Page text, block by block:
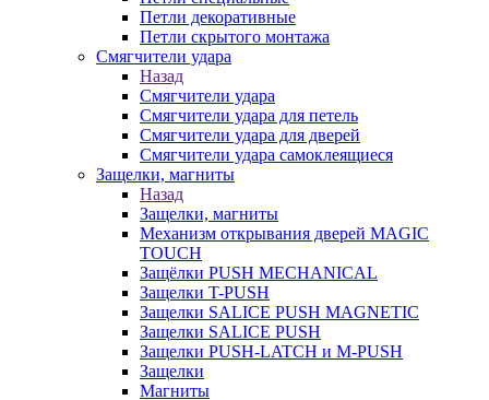
Петли декоративные
Петли скрытого монтажа
Смягчители удара
Назад
Смягчители удара
Смягчители удара для петель
Смягчители удара для дверей
Cмягчители удара самоклеящиеся
Защелки, магниты
Назад
Защелки, магниты
Механизм открывания дверей MAGIC
TOUCH
Защёлки PUSH MECHANICAL
Защелки T-PUSH
Защелки SALICE PUSH MAGNETIC
Защелки SALICE PUSH
Защелки PUSH-LATCH и M-PUSH
Защелки
Магниты